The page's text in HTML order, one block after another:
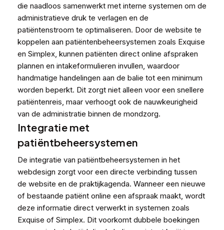
die naadloos samenwerkt met interne systemen om de
administratieve druk te verlagen en de
patiëntenstroom te optimaliseren. Door de website te
koppelen aan patiëntenbeheersystemen zoals Exquise
en Simplex, kunnen patiënten direct online afspraken
plannen en intakeformulieren invullen, waardoor
handmatige handelingen aan de balie tot een minimum
worden beperkt. Dit zorgt niet alleen voor een snellere
patiëntenreis, maar verhoogt ook de nauwkeurigheid
van de administratie binnen de mondzorg.
Integratie met
patiëntbeheersystemen
De integratie van patiëntbeheersystemen in het
webdesign zorgt voor een directe verbinding tussen
de website en de praktijkagenda. Wanneer een nieuwe
of bestaande patiënt online een afspraak maakt, wordt
deze informatie direct verwerkt in systemen zoals
Exquise of Simplex. Dit voorkomt dubbele boekingen